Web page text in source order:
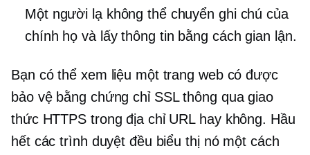
Một người lạ không thể chuyển ghi chú của
chính họ và lấy thông tin bằng cách gian lận.
Bạn có thể xem liệu một trang web có được
bảo vệ bằng chứng chỉ SSL thông qua giao
thức HTTPS trong địa chỉ URL hay không. Hầu
hết các trình duyệt đều biểu thị nó một cách